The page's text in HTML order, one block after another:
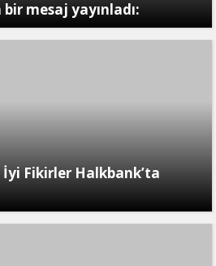
bir mesaj yayınladı:
İyi Fikirler Halkbank’ta